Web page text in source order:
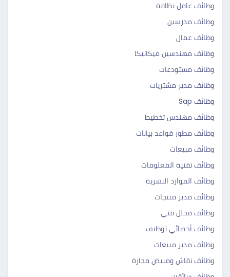
وظائف عامل نظافة
وظائف مدرسين
وظائف عمال
وظائف مهندسين ميكانيكا
وظائف مستودعات
وظائف مدير مشتريات
وظائف Sap
وظائف مهندس تخطيط
وظائف مطور قواعد بيانات
وظائف مبيعات
وظائف تقنية المعلومات
وظائف الموارد البشرية
وظائف مدير منتجات
وظائف محلل فني
وظائف أخصائي توظيف
وظائف مدير مبيعات
وظائف نقاش ومبيض محارة